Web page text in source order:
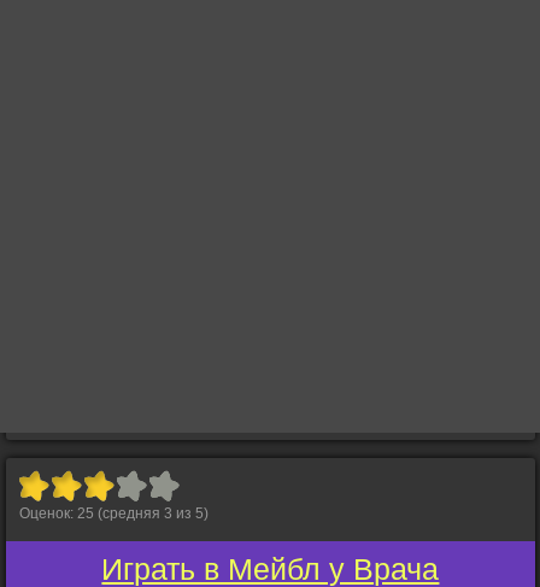
Оценок: 25 (средняя 3 из 5)
Играть в Мейбл у Врача